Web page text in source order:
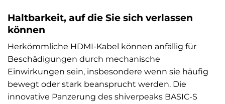
Haltbarkeit, auf die Sie sich verlassen
können
Herkömmliche HDMI-Kabel können anfällig für
Beschädigungen durch mechanische
Einwirkungen sein, insbesondere wenn sie häufig
bewegt oder stark beansprucht werden. Die
innovative Panzerung des shiverpeaks BASIC-S